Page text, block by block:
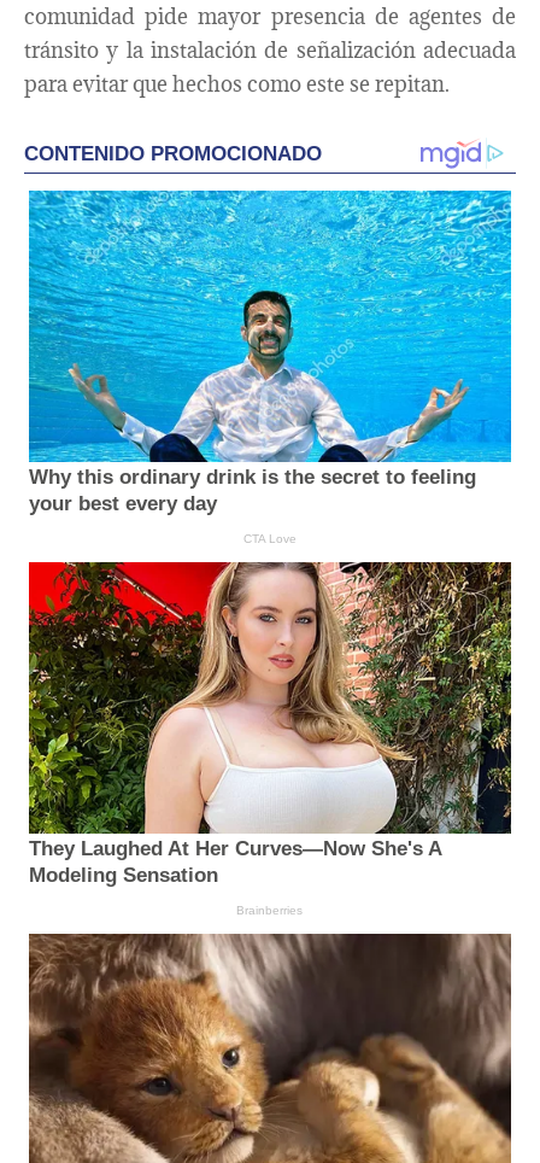
comunidad pide mayor presencia de agentes de
tránsito y la instalación de señalización adecuada
para evitar que hechos como este se repitan.